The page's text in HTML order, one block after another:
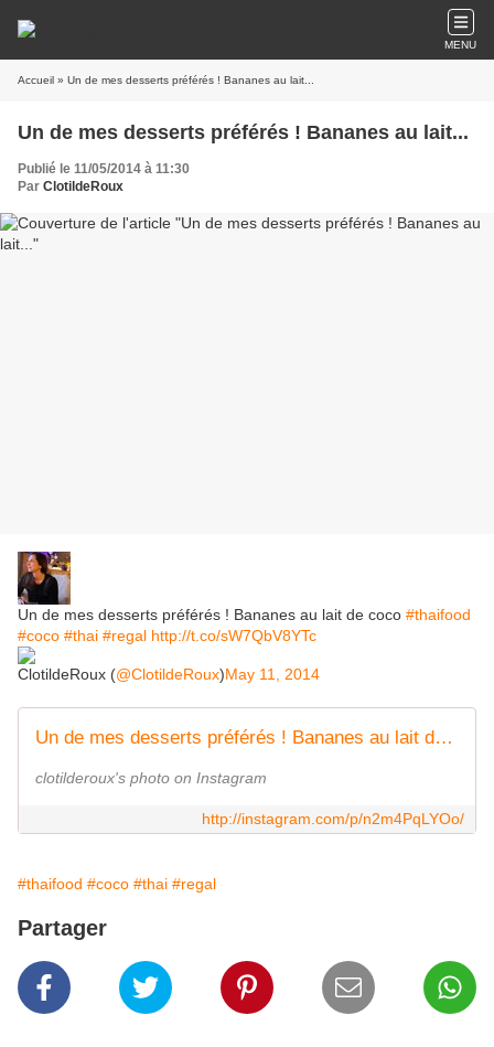
MENU
Accueil » Un de mes desserts préférés ! Bananes au lait...
Un de mes desserts préférés ! Bananes au lait...
Publié le 11/05/2014 à 11:30
Par ClotildeRoux
Un de mes desserts préférés ! Bananes au lait de coco #thaifood
#coco #thai #regal http://t.co/sW7QbV8YTc
ClotildeRoux (@ClotildeRoux)May 11, 2014
Un de mes desserts préférés ! Bananes au lait de coco #thaifood #coco #thai #regal
clotilderoux's photo on Instagram
http://instagram.com/p/n2m4PqLYOo/
#thaifood #coco #thai #regal
Partager